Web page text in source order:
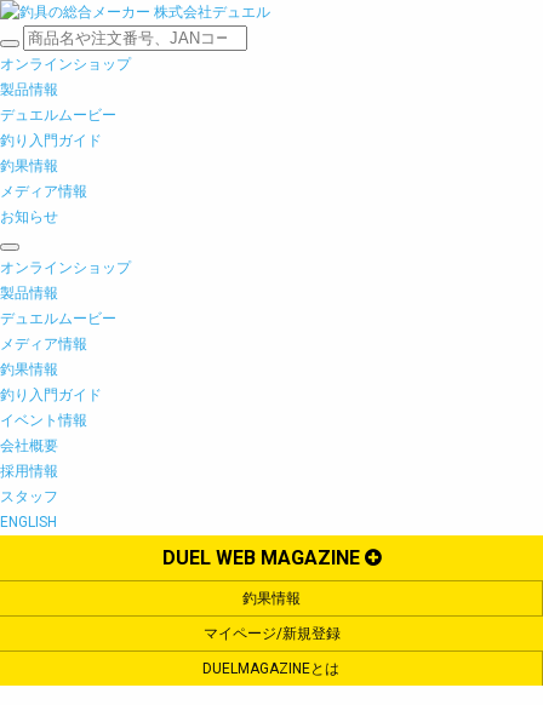
オンラインショップ
製品情報
デュエルムービー
釣り入門ガイド
釣果情報
メディア情報
お知らせ
オンラインショップ
製品情報
デュエルムービー
メディア情報
釣果情報
釣り入門ガイド
イベント情報
会社概要
採用情報
スタッフ
ENGLISH
DUEL WEB MAGAZINE
釣果情報
マイページ/新規登録
DUELMAGAZINEとは